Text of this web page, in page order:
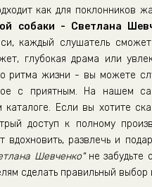
как для поклонников
собаки - Светлана
каждый слушатель
глубокая драма или
ритма жизни - вы можете
с приятным. На нашем
Если вы хотите
доступ к полному
вдохновить, развлечь и
Шевченко"не забудьте
сделать правильный